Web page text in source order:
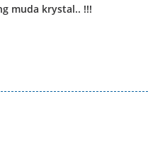
muda krystal.. !!!